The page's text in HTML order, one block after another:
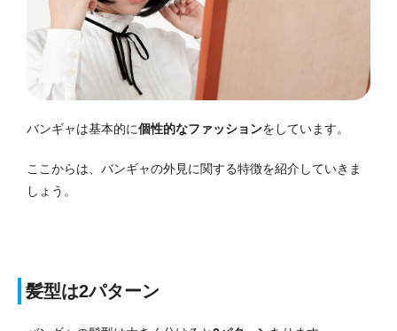
バンギャは基本的に個性的なファッションをしています。
ここからは、バンギャの外見に関する特徴を紹介していきま
しょう。
髪型は2パターン